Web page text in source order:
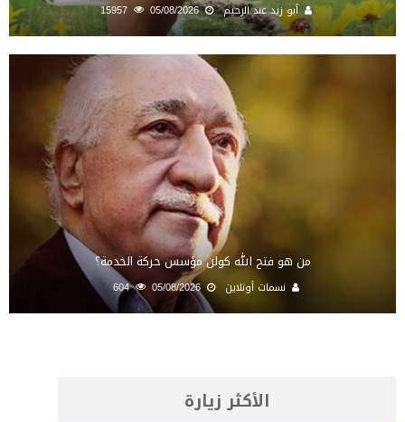
أبو زيد عبد الرحيم 05/08/2026
15957
من هو فتح الله كولن مؤسس حركة الخدمة؟
نسمات أونلاين 05/08/2026
604
الأكثر زيارة